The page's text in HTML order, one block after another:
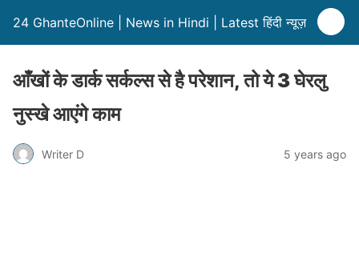
24 GhanteOnline | News in Hindi | Latest हिंदी न्यूज़
आँखों के डार्क सर्कल्स से है परेशान, तो ये 3 घेरलु
नुस्खे आएंगे काम
Writer D 5 years ago